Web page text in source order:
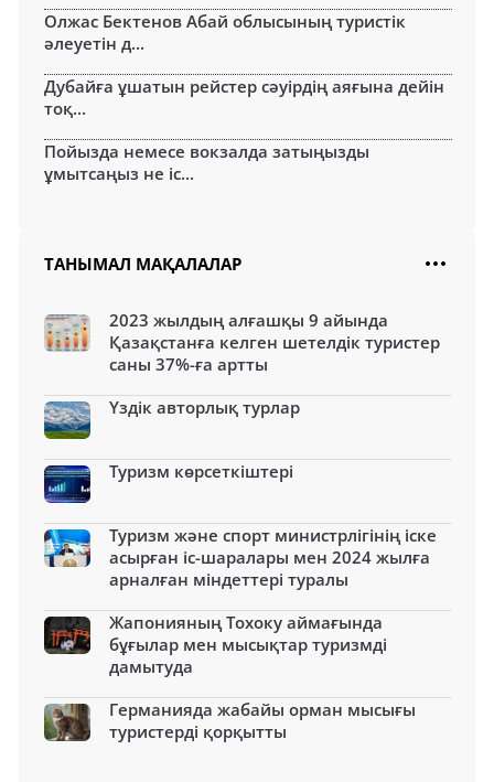
Олжас Бектенов Абай облысының туристік
әлеуетін д...
Дубайға ұшатын рейстер сәуірдің аяғына дейін
тоқ...
Пойызда немесе вокзалда затыңызды
ұмытсаңыз не іс...
ТАНЫМАЛ МАҚАЛАЛАР
2023 жылдың алғашқы 9 айында
Қазақстанға келген шетелдік туристер
саны 37%-ға артты
Үздік авторлық турлар
Туризм көрсеткіштері
Туризм және спорт министрлігінің іске
асырған іс-шаралары мен 2024 жылға
арналған міндеттері туралы
Жапонияның Тохоку аймағында
бұғылар мен мысықтар туризмді
дамытуда
Германияда жабайы орман мысығы
туристерді қорқытты